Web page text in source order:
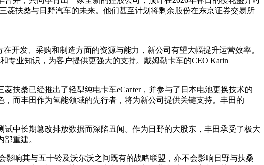
菱扶桑与日野汽车的未来。他们甚至计划将剩余股份在东京证券交易所
开发、采购和制造方面的资源与能力，新公司有望大幅提升运营效率。
专业知识，为客户提供更强大的支持。戴姆勒卡车的CEO Karin
扶桑已经推出了轻型纯电卡车eCanter，并参与了日本电池更换技术的
而丰田作为氢能领域的先行者，将为新公司提供关键支持。丰田的
中长期篡改排放数据而深陷丑闻。作为日野的大股东，丰田承受了极大
重建。
影响其与五十铃及沃尔沃之间既有的战略联盟，亦不会影响日野与扶桑